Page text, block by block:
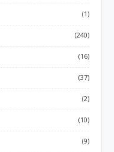
(1)
(240)
(16)
(37)
(2)
(10)
(9)